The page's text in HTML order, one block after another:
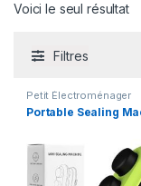
Voici le seul résultat
Filtres
Petit Électroménager
Portable Sealing